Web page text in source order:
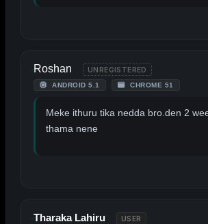
Roshan UNREGISTERED
ANDROID 5.1 CHROME 51
Meke ithuru tika nedda bro.den 2
thama nene
Tharaka Lahiru USER